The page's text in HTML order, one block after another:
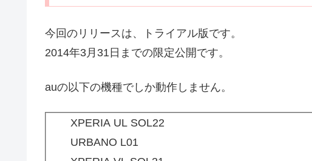
今回のリリースは、トライアル版です。
2014年3月31日までの限定公開です。
auの以下の機種でしか動作しません。
XPERIA UL SOL22
URBANO L01